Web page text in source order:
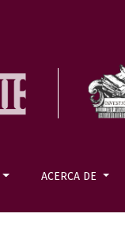
ACERCA DE